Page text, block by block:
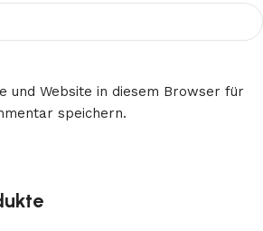
und Website in diesem Browser für
speichern.